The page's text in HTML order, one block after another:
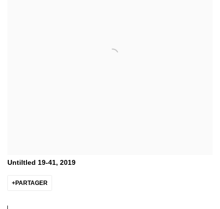
Untiltled 19-41, 2019
PARTAGER